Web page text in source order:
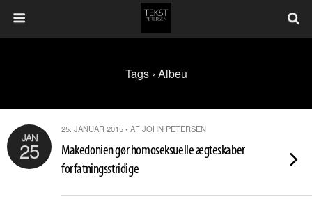
Tags › Albeu
JAN
25
25. JANUAR 2015 • AF JOHN PETERSEN
Makedonien gør homoseksuelle ægteskaber
forfatningsstridige